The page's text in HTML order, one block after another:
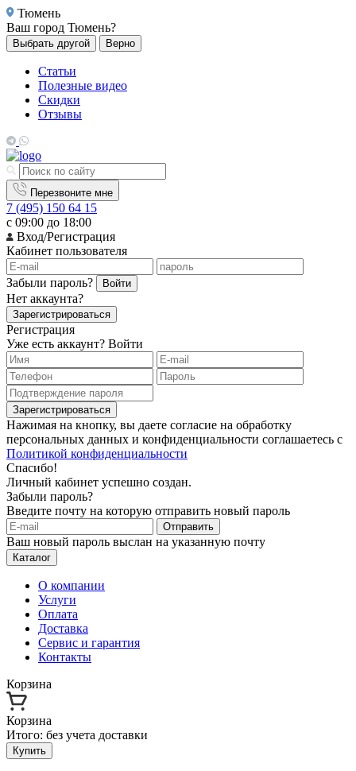
Тюмень
Ваш город Тюмень?
Выбрать другой Верно
Статьи
Полезные видео
Скидки
Отзывы
Перезвоните мне
7 (495) 150 64 15
с 09:00 до 18:00
Вход/Регистрация
Кабинет пользователя
Забыли пароль? Войти
Нет аккаунта?
Зарегистрироваться
Регистрация
Уже есть аккаунт? Войти
Зарегистрироваться
Нажимая на кнопку, вы даете согласие на обработку
персональных данных и конфиденциальности соглашаетесь с
Политикой конфиденциальности
Спасибо!
Личный кабинет успешно создан.
Забыли пароль?
Введите почту на которую отправить новый пароль
Отправить
Ваш новый пароль выслан на указанную почту
Каталог
О компании
Услуги
Оплата
Доставка
Сервис и гарантия
Контакты
Корзина
Корзина
Итого: без учета доставки
Купить